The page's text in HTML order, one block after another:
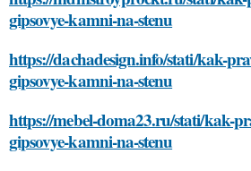
gipsovye-kamni-na-stenu
https://dachadesign.info/stati/kak-
gipsovye-kamni-na-stenu
https://mebel-doma23.ru/stati/kak-
gipsovye-kamni-na-stenu